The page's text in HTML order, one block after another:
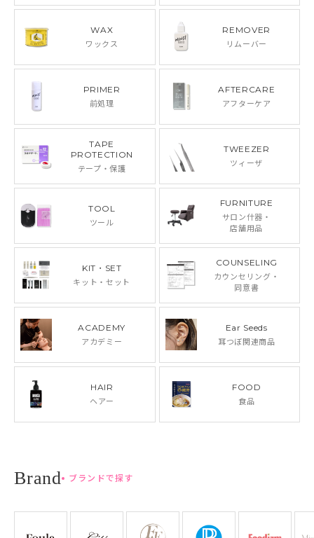
WAX
ワックス
REMOVER
リムーバー
PRIMER
前処理
AFTERCARE
アフターケア
TAPE
PROTECTION
テープ・保護
TWEEZER
ツィーザ
TOOL
ツール
FURNITURE
サロン什器・
店舗用品
KIT・SET
キット・セット
COUNSELING
カウンセリング・
同意書
ACADEMY
アカデミー
Ear Seeds
耳つぼ関連商品
HAIR
ヘアー
FOOD
食品
ブランドで探す